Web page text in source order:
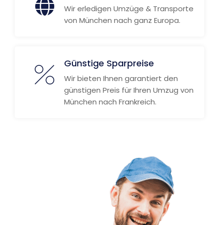
Wir erledigen Umzüge & Transporte
von München nach ganz Europa.
Günstige Sparpreise
Wir bieten Ihnen garantiert den
günstigen Preis für Ihren Umzug von
München nach Frankreich.